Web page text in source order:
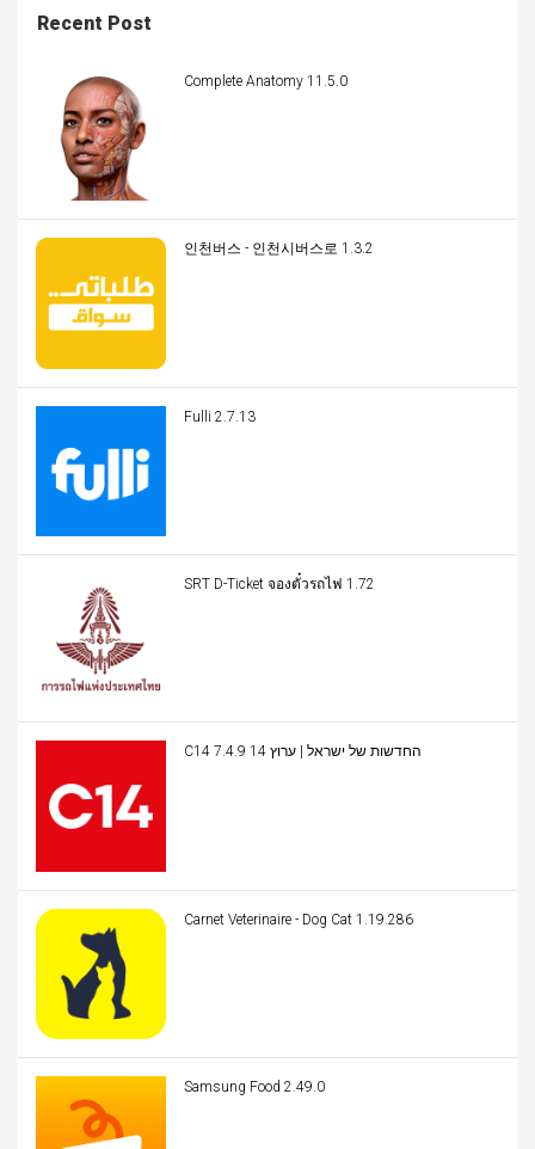
Recent Post
Complete Anatomy 11.5.0
인천버스 - 인천시버스로 1.3.2
Fulli 2.7.13
SRT D-Ticket จองตั๋วรถไฟ 1.72
C14 החדשות של ישראל | ערוץ 14 7.4.9
Carnet Veterinaire - Dog Cat 1.19.286
Samsung Food 2.49.0